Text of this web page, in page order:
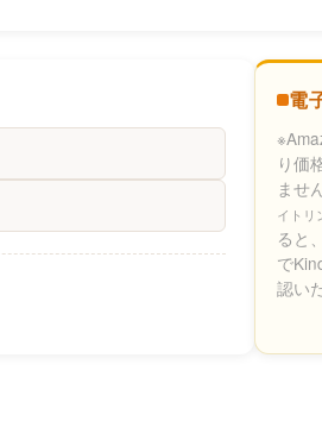
電
り価
ませ
イトリ
ると
で
認い